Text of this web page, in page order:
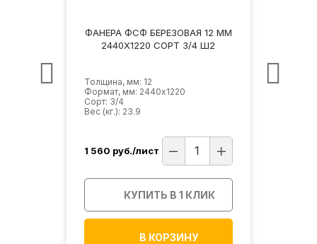
ФАНЕРА ФСФ БЕРЕЗОВАЯ 12 ММ
2440Х1220 СОРТ 3/4 Ш2
Толщина, мм: 12
Формат, мм: 2440х1220
Сорт: 3/4
Вес (кг.): 23.9
1 560 руб./лист
КУПИТЬ В 1 КЛИК
В КОРЗИНУ